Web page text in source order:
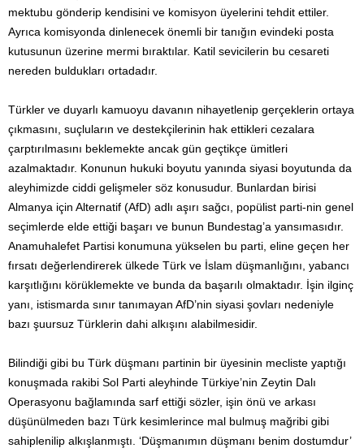
mektubu gönderip kendisini ve komisyon üyelerini tehdit ettiler.
Ayrıca komisyonda dinlenecek önemli bir tanığın evindeki posta
kutusunun üzerine mermi bıraktılar. Katil sevicilerin bu cesareti
nereden buldukları ortadadır.
Türkler ve duyarlı kamuoyu davanın nihayetlenip gerçeklerin ortaya
çıkmasını, suçluların ve destekçilerinin hak ettikleri cezalara
çarptırılmasını beklemekte ancak gün geçtikçe ümitleri
azalmaktadır. Konunun hukuki boyutu yanında siyasi boyutunda da
aleyhimizde ciddi gelişmeler söz konusudur. Bunlardan birisi
Almanya için Alternatif (AfD) adlı aşırı sağcı, popülist parti-nin genel
seçimlerde elde ettiği başarı ve bunun Bundestag’a yansımasıdır.
Anamuhalefet Partisi konumuna yükselen bu parti, eline geçen her
fırsatı değerlendirerek ülkede Türk ve İslam düşmanlığını, yabancı
karşıtlığını körüklemekte ve bunda da başarılı olmaktadır. İşin ilginç
yanı, istismarda sınır tanımayan AfD’nin siyasi şovları nedeniyle
bazı şuursuz Türklerin dahi alkışını alabilmesidir.
Bilindiği gibi bu Türk düşmanı partinin bir üyesinin mecliste yaptığı
konuşmada rakibi Sol Parti aleyhinde Türkiye’nin Zeytin Dalı
Operasyonu bağlamında sarf ettiği sözler, işin önü ve arkası
düşünülmeden bazı Türk kesimlerince mal bulmuş mağribi gibi
sahiplenilip alkışlanmıştı. ‘Düşmanımın düşmanı benim dostumdur’